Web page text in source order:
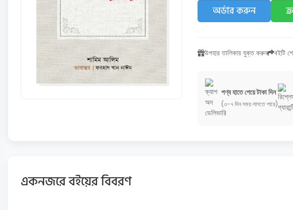
অর্ডার করুন
উপহার তালিকায় যুক্ত করুন বইটি
পণ্য হাতে পেয়ে টাকা দিন
(৩-৭ দিন সময় লাগতে পারে)
একনজরে বইয়ের বিবরণ